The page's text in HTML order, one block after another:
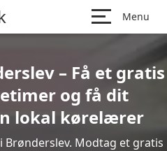
Menu
– Få et gratis
og få dit
lokal kørelærer
Brønderslev. Modtag et gratis